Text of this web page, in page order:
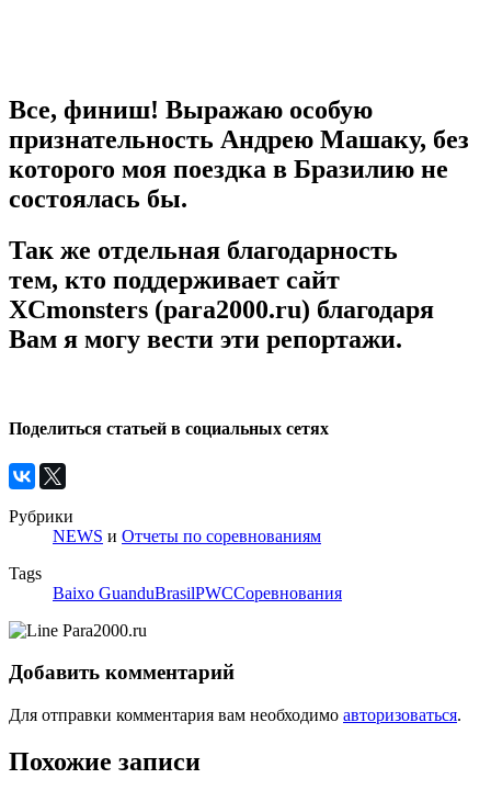
Все, финиш! Выражаю особую
признательность Андрею Машаку, без
которого моя поездка в Бразилию не
состоялась бы.
Так же отдельная благодарность
тем, кто поддерживает сайт
XCmonsters (para2000.ru) благодаря
Вам я могу вести эти репортажи.
Поделиться статьей в социальных сетях
Рубрики
NEWS и Отчеты по соревнованиям
Tags
Baixo GuanduBrasilPWCСоревнования
Добавить комментарий
Для отправки комментария вам необходимо авторизоваться.
Похожие записи